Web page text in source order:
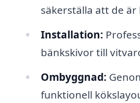
säkerställa att de
Installation:
bänkskivor till
Ombyggnad:
funktionell